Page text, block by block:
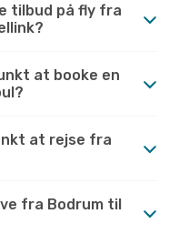
tilbud på fly fra
at booke en
at rejse fra
fra Bodrum til